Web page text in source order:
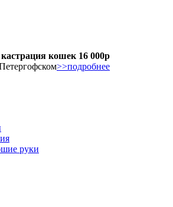
кошек 16 000р
>>подробнее
руки